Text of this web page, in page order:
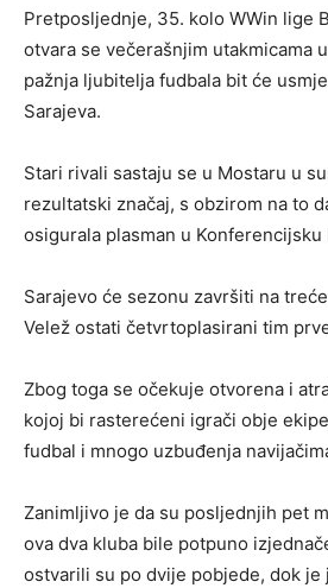
Pretposljednje, 35. kolo WWin lige
otvara se večerašnjim utakmicama
pažnja ljubitelja fudbala bit će
Sarajeva.
Stari rivali sastaju se u Mostaru u
rezultatski značaj, s obzirom na to
osigurala plasman u
Sarajevo će sezonu završiti na
Velež ostati četvrtoplasirani tim
Zbog toga se očekuje otvorena i
kojoj bi rasterećeni igrači obje
fudbal i mnogo uzbuđenja
Zanimljivo je da su posljednjih pet
ova dva kluba bile potpuno
ostvarili su po dvije pobjede, dok je